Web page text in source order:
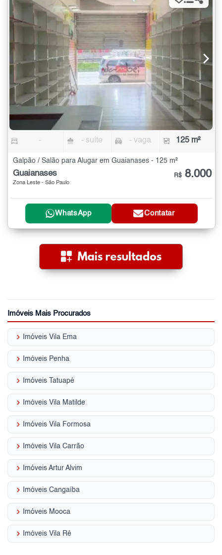
- - suíte - vaga 125 m²
Galpão / Salão para Alugar em Guaianases - 125 m²
Guaianases
Zona Leste - São Paulo
R$ 8.000
WhatsApp Contatar
Imóveis Mais Procurados
keyboard_arrow_right Imóveis Vila Ema
keyboard_arrow_right Imóveis Penha
keyboard_arrow_right Imóveis Tatuapé
keyboard_arrow_right Imóveis Vila Matilde
keyboard_arrow_right Imóveis Vila Formosa
keyboard_arrow_right Imóveis Vila Carrão
keyboard_arrow_right Imóveis Artur Alvim
keyboard_arrow_right Imóveis Cangaíba
keyboard_arrow_right Imóveis Mooca
keyboard_arrow_right Imóveis Vila Ré